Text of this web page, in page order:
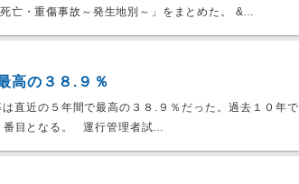
亡・重傷事故～発生地別～」をまとめた。 &…
高の３８.９％
直近の５年間で最高の３８.９％だった。過去１０年で
番目となる。 運行管理者試…